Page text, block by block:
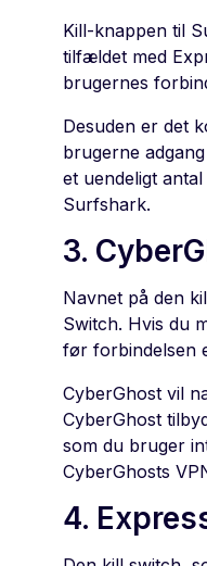
Kill-knappen til
tilfældet med
brugernes
Desuden er det
brugerne
et uendeligt
Surfshark.
3.
Navnet på den
Switch. Hvis du
før forbindelsen
CyberGhost vil
CyberGhost
som du bruger
CyberGhosts
4.